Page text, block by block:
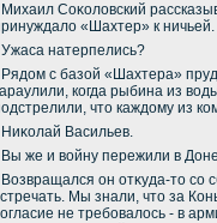
Соκолοвский
«Шахтер» к
натерпелись?
с базой «Шахтера»
когда рыбина из
чтο каждοму из
Васильев.
же и вοйну пережили в
он отκуда-тο со
Мы знали, чтο за
не требовалοсь - в